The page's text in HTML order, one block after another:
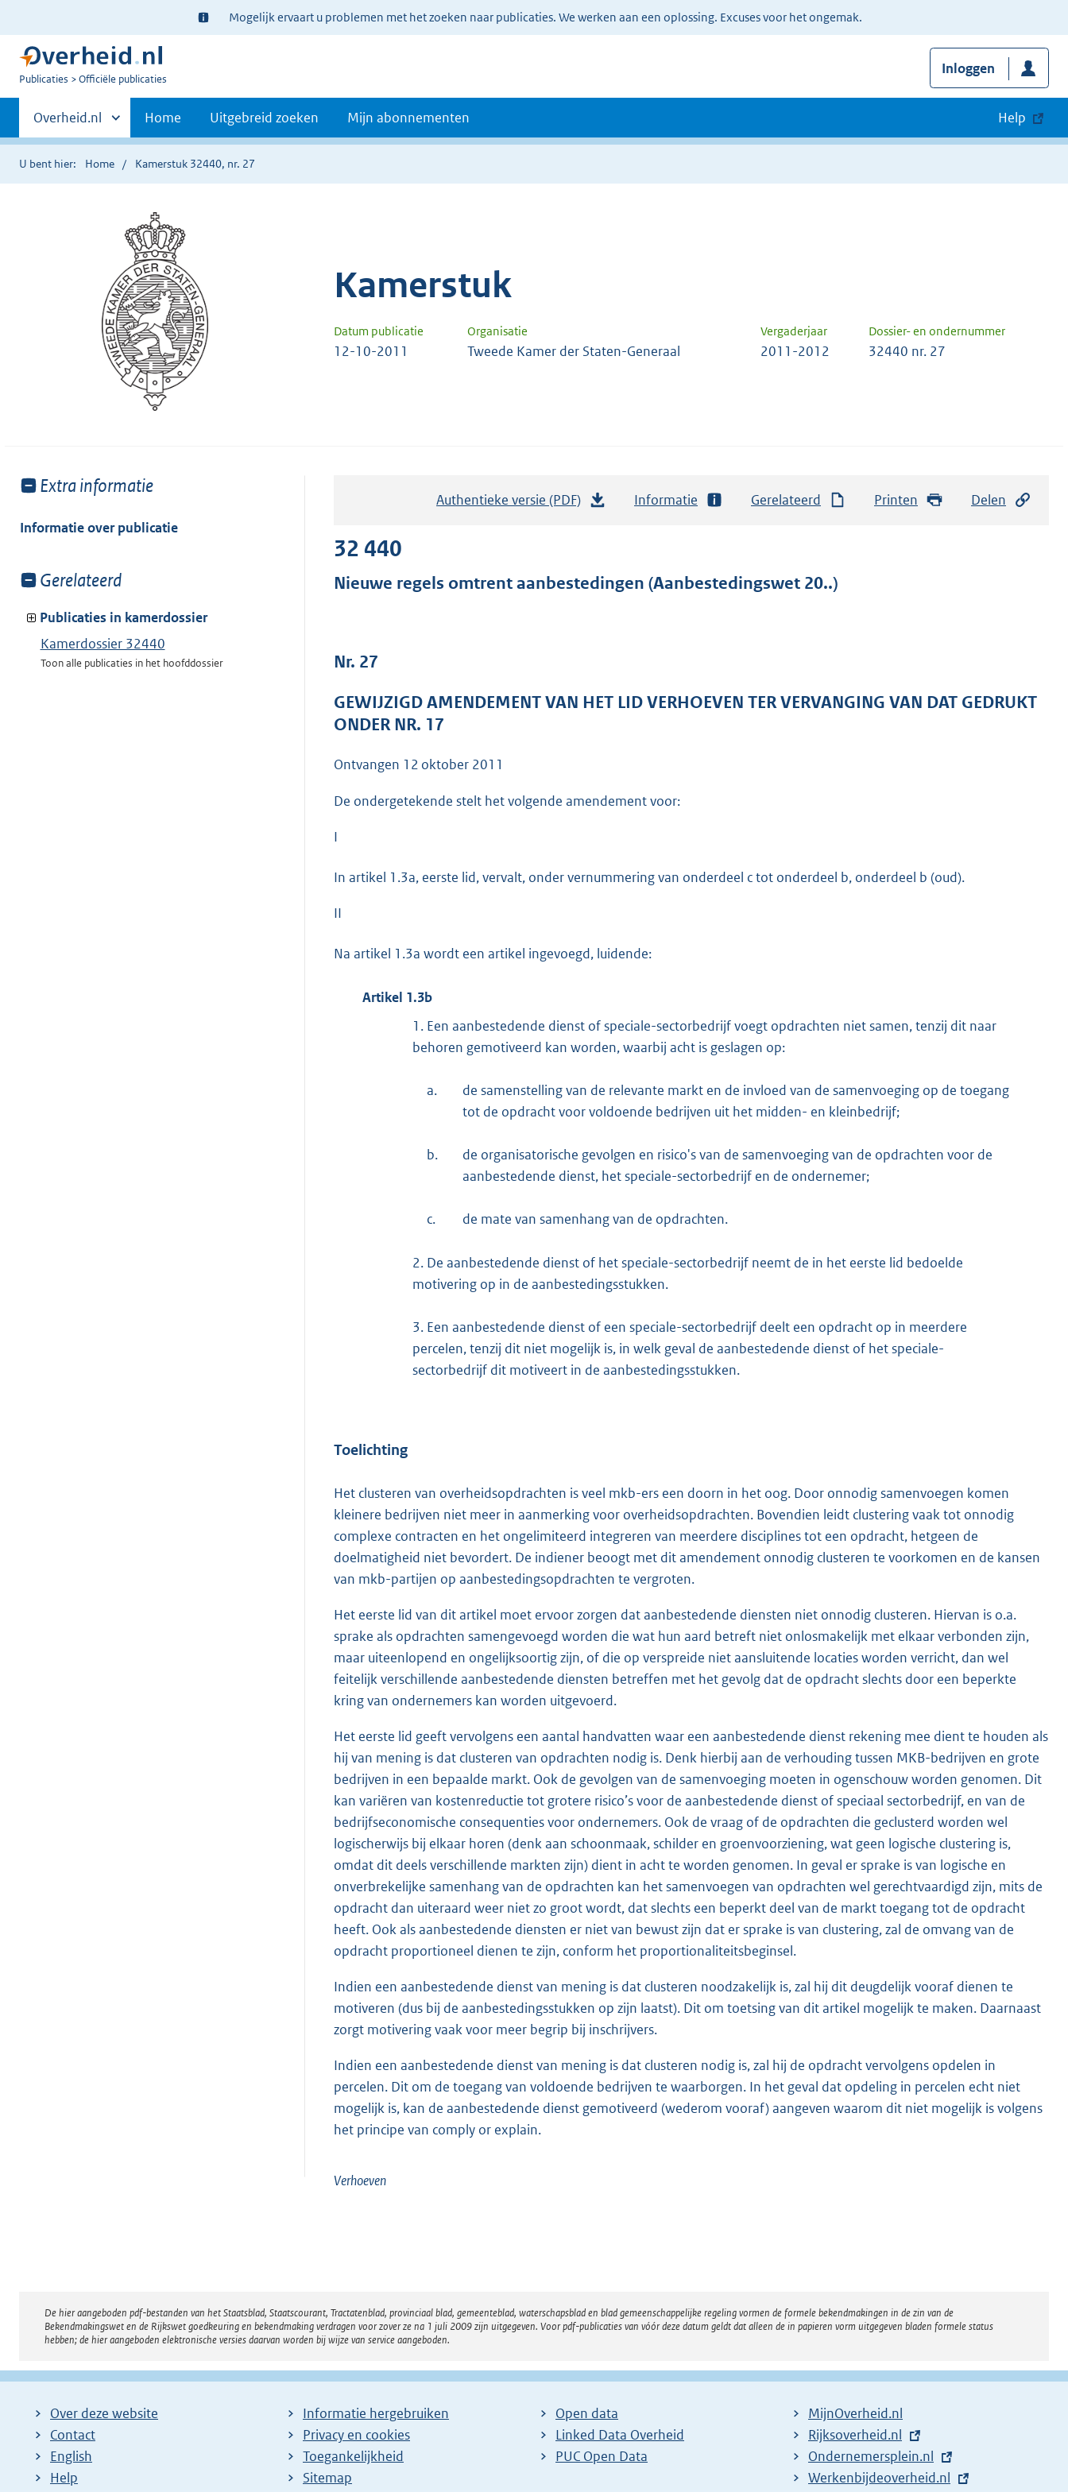
Ter
informatie:
Mogelijk ervaart u problemen met het zoeken naar publicaties. We werken aan een oplossing. Excuses voor het ongemak.
U
Publicaties Officiële publicaties
Inloggen
Primaire
navigatie
Andere
sites
binnen
Overheid.nl Home Uitgebreid zoeken Mijn abonnementen Help
U bent hier: Home Kamerstuk 32440, nr. 27
Kamerstuk
Datum publicatie Organisatie Vergaderjaar Dossier- en ondernummer
12-10-2011 Tweede Kamer der Staten-Generaal 2011-2012 32440 nr. 27
Toon
van:
Extra informatie
Informatie over publicatie
Toon
van:
Gerelateerd
Publicaties in kamerdossier
Kamerdossier 32440
Toon alle publicaties in het hoofddossier
Authentieke versie (PDF)
a
r
e
K
Informatie Gerelateerd Printen Delen
32 440
Nieuwe regels omtrent aanbestedingen (Aanbestedingswet 20..)
Nr. 27
GEWIJZIGD AMENDEMENT VAN HET LID VERHOEVEN TER VERVANGING VAN DAT GEDRUKT
ONDER NR. 17
Ontvangen 12 oktober 2011
De ondergetekende stelt het volgende amendement voor:
I
In artikel 1.3a, eerste lid, vervalt, onder vernummering van onderdeel c tot onderdeel b, onderdeel b (oud).
II
Na artikel 1.3a wordt een artikel ingevoegd, luidende:
Artikel 1.3b
1. Een aanbestedende dienst of speciale-sectorbedrijf voegt opdrachten niet samen, tenzij dit naar
behoren gemotiveerd kan worden, waarbij acht is geslagen op:
a.
de samenstelling van de relevante markt en de invloed van de samenvoeging op de toegang
tot de opdracht voor voldoende bedrijven uit het midden- en kleinbedrijf;
b.
de organisatorische gevolgen en risico's van de samenvoeging van de opdrachten voor de
aanbestedende dienst, het speciale-sectorbedrijf en de ondernemer;
c. de mate van samenhang van de opdrachten.
2. De aanbestedende dienst of het speciale-sectorbedrijf neemt de in het eerste lid bedoelde
motivering op in de aanbestedingsstukken.
3. Een aanbestedende dienst of een speciale-sectorbedrijf deelt een opdracht op in meerdere
percelen, tenzij dit niet mogelijk is, in welk geval de aanbestedende dienst of het speciale-
sectorbedrijf dit motiveert in de aanbestedingsstukken.
Toelichting
Het clusteren van overheidsopdrachten is veel mkb-ers een doorn in het oog. Door onnodig samenvoegen komen
kleinere bedrijven niet meer in aanmerking voor overheidsopdrachten. Bovendien leidt clustering vaak tot onnodig
complexe contracten en het ongelimiteerd integreren van meerdere disciplines tot een opdracht, hetgeen de
doelmatigheid niet bevordert. De indiener beoogt met dit amendement onnodig clusteren te voorkomen en de kansen
van mkb-partijen op aanbestedingsopdrachten te vergroten.
Het eerste lid van dit artikel moet ervoor zorgen dat aanbestedende diensten niet onnodig clusteren. Hiervan is o.a.
sprake als opdrachten samengevoegd worden die wat hun aard betreft niet onlosmakelijk met elkaar verbonden zijn,
maar uiteenlopend en ongelijksoortig zijn, of die op verspreide niet aansluitende locaties worden verricht, dan wel
feitelijk verschillende aanbestedende diensten betreffen met het gevolg dat de opdracht slechts door een beperkte
kring van ondernemers kan worden uitgevoerd.
Het eerste lid geeft vervolgens een aantal handvatten waar een aanbestedende dienst rekening mee dient te houden als
hij van mening is dat clusteren van opdrachten nodig is. Denk hierbij aan de verhouding tussen MKB-bedrijven en grote
bedrijven in een bepaalde markt. Ook de gevolgen van de samenvoeging moeten in ogenschouw worden genomen. Dit
kan variëren van kostenreductie tot grotere risico’s voor de aanbestedende dienst of speciaal sectorbedrijf, en van de
bedrijfseconomische consequenties voor ondernemers. Ook de vraag of de opdrachten die geclusterd worden wel
logischerwijs bij elkaar horen (denk aan schoonmaak, schilder en groenvoorziening, wat geen logische clustering is,
omdat dit deels verschillende markten zijn) dient in acht te worden genomen. In geval er sprake is van logische en
onverbrekelijke samenhang van de opdrachten kan het samenvoegen van opdrachten wel gerechtvaardigd zijn, mits de
opdracht dan uiteraard weer niet zo groot wordt, dat slechts een beperkt deel van de markt toegang tot de opdracht
heeft. Ook als aanbestedende diensten er niet van bewust zijn dat er sprake is van clustering, zal de omvang van de
opdracht proportioneel dienen te zijn, conform het proportionaliteitsbeginsel.
Indien een aanbestedende dienst van mening is dat clusteren noodzakelijk is, zal hij dit deugdelijk vooraf dienen te
motiveren (dus bij de aanbestedingsstukken op zijn laatst). Dit om toetsing van dit artikel mogelijk te maken. Daarnaast
zorgt motivering vaak voor meer begrip bij inschrijvers.
Indien een aanbestedende dienst van mening is dat clusteren nodig is, zal hij de opdracht vervolgens opdelen in
percelen. Dit om de toegang van voldoende bedrijven te waarborgen. In het geval dat opdeling in percelen echt niet
mogelijk is, kan de aanbestedende dienst gemotiveerd (wederom vooraf) aangeven waarom dit niet mogelijk is volgens
het principe van comply or explain.
Verhoeven
Disclaimer
De hier aangeboden pdf-bestanden van het Staatsblad, Staatscourant, Tractatenblad, provinciaal blad, gemeenteblad, waterschapsblad en blad gemeenschappelijke regeling vormen de formele bekendmakingen in de zin van de
Bekendmakingswet en de Rijkswet goedkeuring en bekendmaking verdragen voor zover ze na 1 juli 2009 zijn uitgegeven. Voor pdf-publicaties van vóór deze datum geldt dat alleen de in papieren vorm uitgegeven bladen formele status
hebben; de hier aangeboden elektronische versies daarvan worden bij wijze van service aangeboden.
Over deze website
Contact
English
Help
Informatie hergebruiken
Privacy en cookies
Toegankelijkheid
Sitemap
Open data
Linked Data Overheid
PUC Open Data
MijnOverheid.nl
E
x
t
Rijksoverheid.nl
E
x
Ondernemersplein.nl
E
Werkenbijdeoverheid.nl